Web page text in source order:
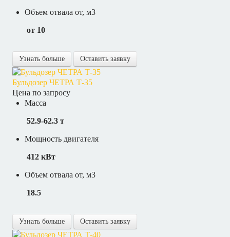
Объем отвала от, м3
от 10
Узнать больше Оставить заявку
Бульдозер ЧЕТРА Т-35
Цена по запросу
Масса
52.9-62.3 т
Мощность двигателя
412 кВт
Объем отвала от, м3
18.5
Узнать больше Оставить заявку